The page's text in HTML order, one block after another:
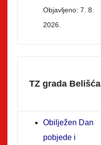
Objavljeno: 7. 8.
2026.
TZ grada Belišća
Obilježen Dan
pobjede i